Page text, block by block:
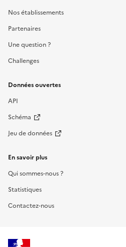
Nos établissements
Partenaires
Une question ?
Challenges
Données ouvertes
API
Schéma
Jeu de données
En savoir plus
Qui sommes-nous ?
Statistiques
Contactez-nous